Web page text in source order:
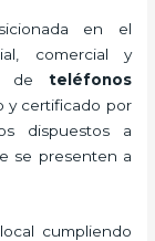
en el
comercial y
de teléfonos
y certificado por
dispuestos a
se presenten a
cumpliendo